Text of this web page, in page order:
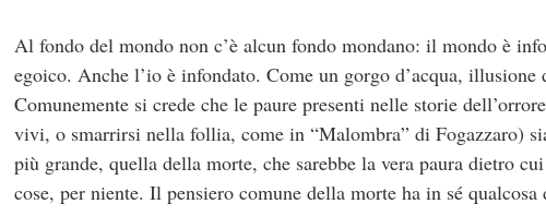
Al fondo del mondo non c’è alcun fondo mondano: il mondo è
egoico. Anche l’io è infondato. Come un gorgo d’acqua, illusione
Comunemente si crede che le paure presenti nelle storie
vivi, o smarrirsi nella follia, come in “Malombra” di Fogazzaro)
più grande, quella della morte, che sarebbe la vera paura dietro
cose, per niente. Il pensiero comune della morte ha in sé